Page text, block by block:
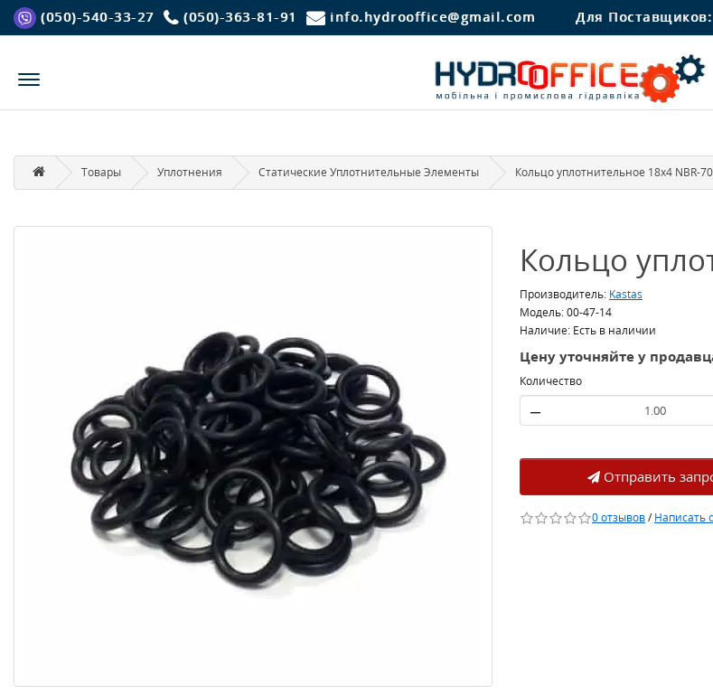
(050)-540-33-27 (050)-363-81-91 info.hydrooffice@gmail.com Для Поставщиков:
Товары Уплотнения Статические Уплотнительные Элементы Кольцо уплотнительное 18x4 NBR-70
Кольцо
Производитель: Kastas
Модель: 00-47-14
Наличие: Есть в наличии
Цену уточняйте у
Количество
–
Отправить
0 отзывов/Написать